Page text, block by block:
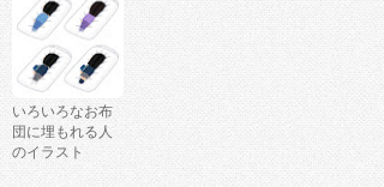
いろいろなお布
団に埋もれる人
のイラスト